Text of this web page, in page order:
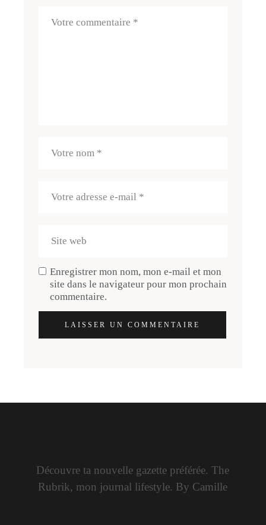
Enregistrer mon nom, mon e-mail et mon
site dans le navigateur pour mon prochain
commentaire.
LAISSER UN COMMENTAIRE
Découvre ta nouvelle gazette préférée. The
Rubrik, mon journal lifestyle. By Camille